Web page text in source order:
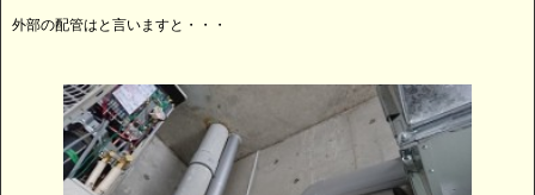
外部の配管はと言いますと・・・